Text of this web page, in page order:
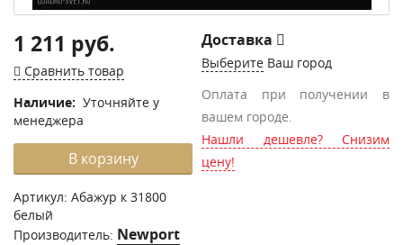
1 211 руб.
Сравнить товар
Наличие: Уточняйте у
менеджера
В корзину
Артикул: Абажур к 31800
белый
Производитель: Newport
Доставка
Выберите Ваш город
Оплата при получении в
вашем городе.
Нашли дешевле? Снизим
цену!